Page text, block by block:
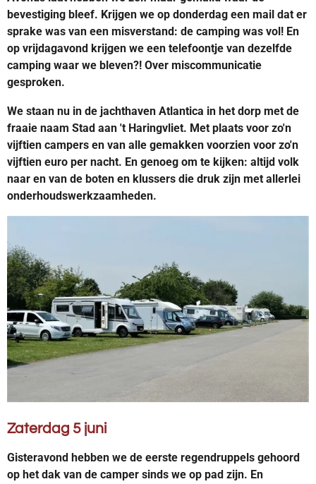
bevestiging bleef. Krijgen we op donderdag een mail dat er
sprake was van een misverstand: de camping was vol! En
op vrijdagavond krijgen we een telefoontje van dezelfde
camping waar we bleven?! Over miscommunicatie
gesproken.
We staan nu in de jachthaven Atlantica in het dorp met de
fraaie naam Stad aan 't Haringvliet. Met plaats voor zo'n
vijftien campers en van alle gemakken voorzien voor zo'n
vijftien euro per nacht. En genoeg om te kijken: altijd volk
naar en van de boten en klussers die druk zijn met allerlei
onderhoudswerkzaamheden.
Zaterdag 5 juni
Gisteravond hebben we de eerste regendruppels gehoord
op het dak van de camper sinds we op pad zijn. En